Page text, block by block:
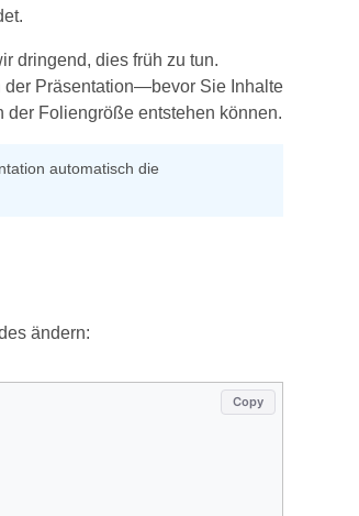
dringend, dies früh zu tun.
der Präsentation—bevor Sie Inhalte
der Foliengröße entstehen können.
automatisch die
ändern:
Copy